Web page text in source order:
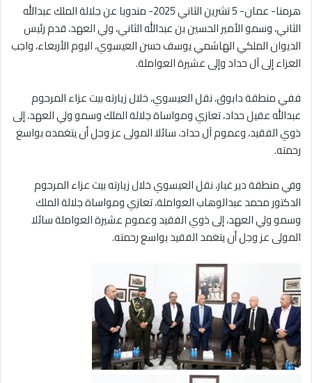
هرمنا- عمان- 5 تشرين الثاني 2025- مندوبا عن جلالة الملك عبدالله
الثاني، وسمو الأمير الحسين بن عبدالله الثاني، ولي العهد، قدم رئيس
الديوان الملكي الهاشمي يوسف حسن العيسوي، اليوم الأربعاء، واجب
العزاء إلى آل حداد وإلى عشيرة العواملة.
ففي منطقة دابوق، نقل العيسوي، خلال زيارته بيت عزاء المرحوم
عبدالله عقيل حداد، تعازي ومواساة جلالة الملك وسمو ولي العهد، إلى
ذوي الفقيد، وعموم آل حداد، سائلا المولى عز وجل أن يتغمده بواسع
رحمته.
وفي منطقة دير غبار، نقل العيسوي خلال زيارته بيت عزاء المرحوم
الدكتور محمد عبدالوهاب العواملة، تعازي ومواساة جلالة الملك
وسمو ولي العهد، إلى ذوي الفقيد وعموم عشيرة العواملة سائلا
المولى عز وجل أن يتغمد الفقيد بواسع رحمته.